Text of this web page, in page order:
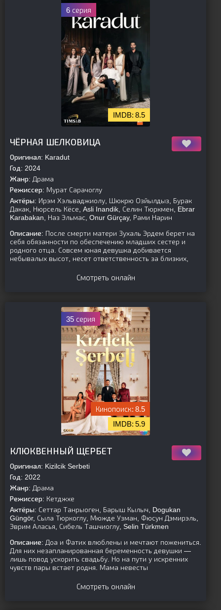
6 серия
8.5
ЧЁРНАЯ ШЕЛКОВИЦА
Оригинал: Karadut
Год: 2024
Жанр: Драма
Режиссер: Мурат Сарачоглу
Актёры: Ирэм Хэльваджиолу, Шюкрю Озйылдыз, Бурак
Дакак, Нюрсель Кёсе, Asli Inandik, Селин Тюркмен, Ebrar
Karabakan, Наз Эльмас, Onur Gürçay, Рами Нарин
Описание: После смерти матери Зухаль Эрдем берет на
себя обязанности по обеспечению младших сестер и
родного отца. Совсем юная девушка добивается
небывалых высот, несет ответственность за близких,
Смотреть онлайн
35 серия
8.5
5.9
КЛЮКВЕННЫЙ ЩЕРБЕТ
Оригинал: Kizilcik Serbeti
Год: 2022
Жанр: Драма
Режиссер: Кетджхе
Актёры: Сеттар Танрыоген, Барыш Кылыч, Dogukan
Güngör, Сыла Тюркоглу, Мюжде Узман, Фюсун Дэмирэль,
Эврим Аласья, Сибель Ташчиоглу, Selin Türkmen
Описание: Доа и Фатих влюблены и мечтают пожениться.
Для них незапланированная беременность девушки —
лишь повод ускорить свадьбу. Но на пути у искренних
чувств пары встает родня. Мама невесты
Смотреть онлайн